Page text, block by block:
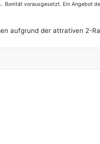
Bonität vorausgesetzt. Ein Angebot
aufgrund der attrativen 2-